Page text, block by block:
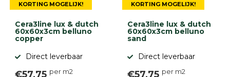
KORTING MOGELIJK!
Cera3line lux & dutch
60x60x3cm belluno
copper
Direct leverbaar
€57,75 per m2
KORTING MOGELIJK!
Cera3line lux & dutch
60x60x3cm belluno
sand
Direct leverbaar
€57,75 per m2